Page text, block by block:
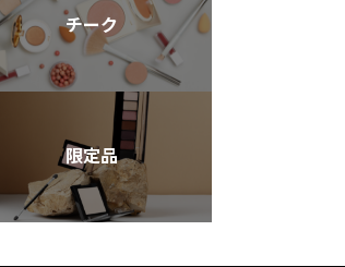
チーク
限定品